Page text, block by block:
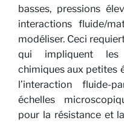
basses, pressions
interactions fluide/
modéliser. Ceci
qui impliquent les
chimiques aux petites
l’interaction fluide-
échelles
pour la résistance et